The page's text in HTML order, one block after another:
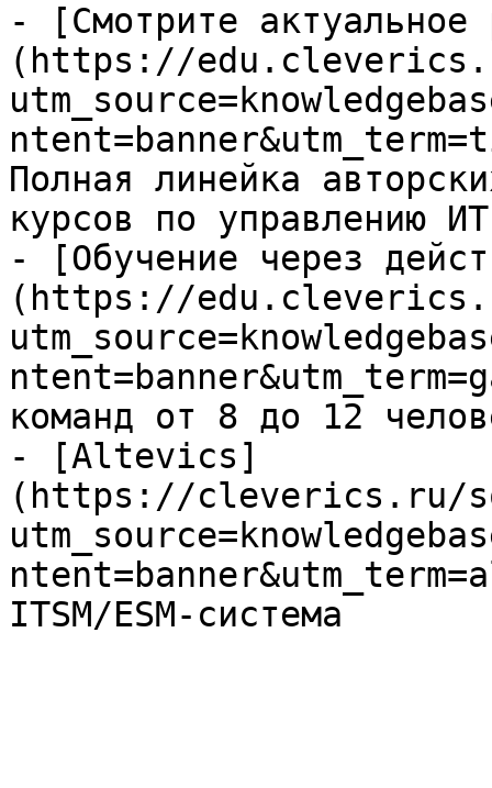
- [Смотрите актуальное
(https://
Полная линейка
курсов по управлению ИТ
- [Обучение через
(https://
команд от 8 до 12
- [Altevics]
(https://cleverics.ru/
ITSM/ESM-система